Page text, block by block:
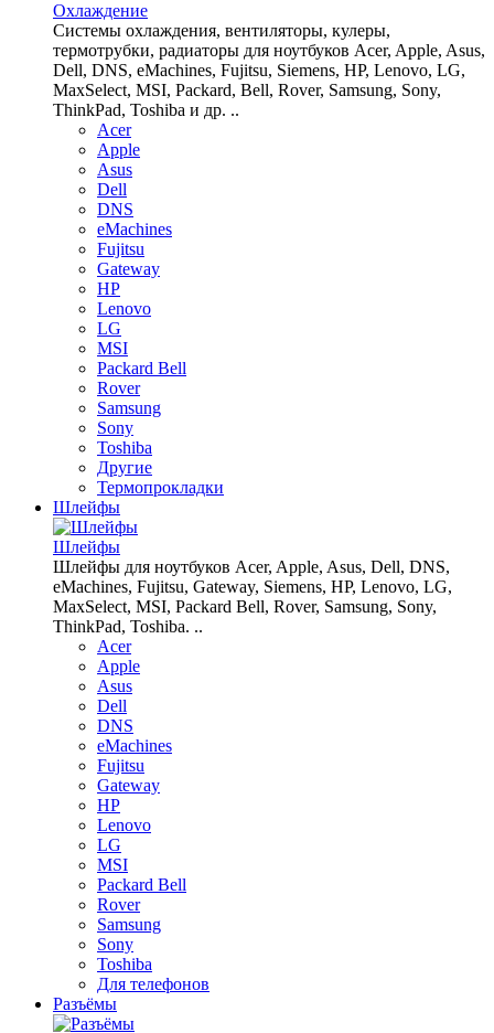
Охлаждение
Системы охлаждения, вентиляторы, кулеры,
термотрубки, радиаторы для ноутбуков Acer, Apple, Asus,
Dell, DNS, eMachines, Fujitsu, Siemens, HP, Lenovo, LG,
MaxSelect, MSI, Packard, Bell, Rover, Samsung, Sony,
ThinkPad, Toshiba и др. ..
Acer
Apple
Asus
Dell
DNS
eMachines
Fujitsu
Gateway
HP
Lenovo
LG
MSI
Packard Bell
Rover
Samsung
Sony
Toshiba
Другие
Термопрокладки
Шлейфы
Шлейфы
Шлейфы для ноутбуков Acer, Apple, Asus, Dell, DNS,
eMachines, Fujitsu, Gateway, Siemens, HP, Lenovo, LG,
MaxSelect, MSI, Packard Bell, Rover, Samsung, Sony,
ThinkPad, Toshiba. ..
Acer
Apple
Asus
Dell
DNS
eMachines
Fujitsu
Gateway
HP
Lenovo
LG
MSI
Packard Bell
Rover
Samsung
Sony
Toshiba
Для телефонов
Разъёмы